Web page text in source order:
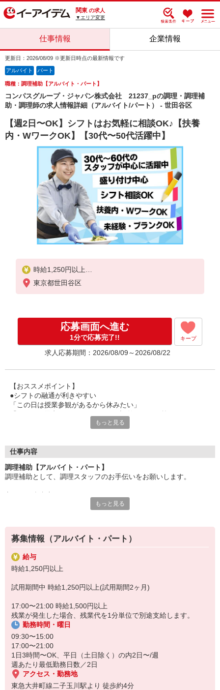
関東 の求人
▼エリア変更
仕事情報 企業情報
更新日：2026/08/09 ※更新日時点の最新情報です
アルバイト パート
職種：調理補助【アルバイト・パート】
コンパスグループ・ジャパン株式会社 21237_pの調理・調理補
助・調理師の求人情報詳細（アルバイト/パート） - 世田谷区
【週2日〜OK】シフトはお気軽に相談OK♪【扶養
内・WワークOK】【30代〜50代活躍中】
時給1,250円以上
試用期間中 時給1,250円以上(試用期間2ヶ月)
残業が発生した場合、残業代を1分単位で別途支給し
東京都世田谷区
応募画面へ進む
1分で応募完了!! キープ
求人応募期間：2026/08/09～2026/08/22
【おススメポイント】
●シフトの融通が利きやすい
「この日は授業参観があるから休みたい」
家庭や趣味の都合にも柔軟に対応しますので、お気軽にご相談く
●20代〜50代の幅広い年代のスタッフが活躍中
躍中
入社後は先輩たちが優しくフォローしながら進めますので、
安心してお仕事を始められます。
【会社について】
給食受託の外資系大手企業、コンパスグループ・ジャパン。
全国約1,500ヵ所で「コントラクトフードサービス」を展開して
います
もっと見る
仕事内容
調理補助【アルバイト・パート】
調理補助として、調理スタッフのお手伝いをお願いします。
〇小鉢や付け合わせをお皿に盛り付ける
調理員が調理を行う為、包丁などは基本的には使いません。
料理が苦手、普段は料理をあまりしないという方もご安心下さい♪
盛り付けのお仕事が終わったら、料理提供の準備や洗い場など、
別の担当のお手伝いをお願いすることもあります◎
もっと見る
募集情報（アルバイト・パート）
給与
時給1,250円以上
試用期間中 時給1,250円以上(試用期間2ヶ月)
17:00〜21:00 時給1,500円以上
残業が発生した場合、残業代を1分単位で別途支給します。
勤務時間・曜日
09:30〜15:00
17:00〜21:00
1日3時間〜OK、平日（土日除く）の内2日〜/週
週あたり最低勤務日数／2日
アクセス・勤務地
東急大井町線二子玉川駅より 徒歩約4分